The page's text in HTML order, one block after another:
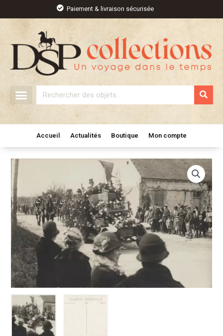
contenu
Paiement & livraison sécurisée
Rechercher
Accueil Actualités Boutique Mon compte